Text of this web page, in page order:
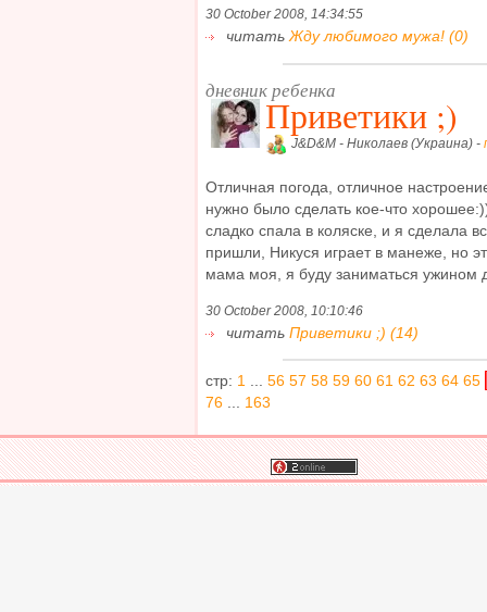
30 October 2008, 14:34:55
читатьЖду любимого мужа! (0)
дневник ребенка
Приветики ;)
J&D&M - Николаев (Украина) -
Отличная погода, отличное
нужно было сделать кое-что
сладко спала в коляске, и я сделала
пришли, Никуся играет в манеже, но
мама моя, я буду заниматься ужином
30 October 2008, 10:10:46
читать Приветики ;) (14)
стр: 1 56 57 58 59 60 61 62 63 64 65
76
163